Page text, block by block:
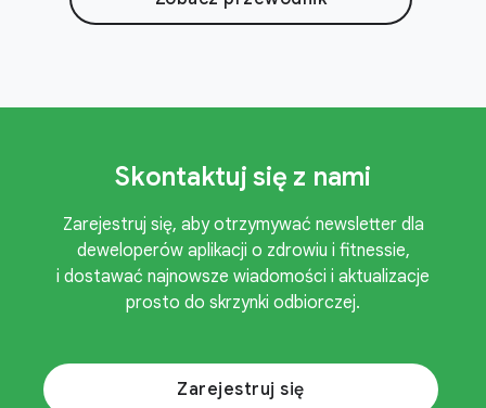
Skontaktuj się z nami
Zarejestruj się, aby otrzymywać newsletter dla
deweloperów aplikacji o zdrowiu i fitnessie,
i dostawać najnowsze wiadomości i aktualizacje
prosto do skrzynki odbiorczej.
Zarejestruj się